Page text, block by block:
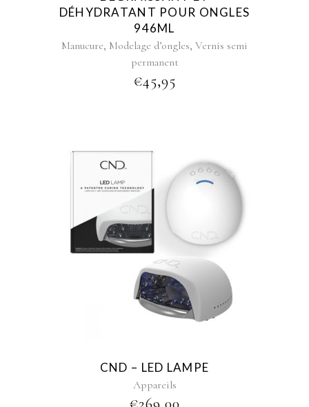
DÉHYDRATANT POUR ONGLES
946ML
Manucure, Modelage d’ongles, Vernis semi
permanent
€45,95
CND – LED LAMPE
Appareils